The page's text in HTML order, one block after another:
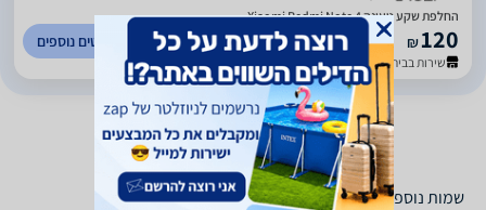
החלפת שקע טעינה Xiaomi Redmi Note 4
₪120
שירות בבית העסק
לפרטים נוספים
שמות נוספים לדגם